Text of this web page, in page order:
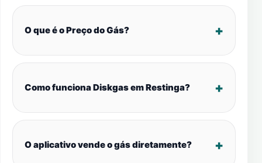
O que é o Preço do Gás?
Como funciona Diskgas em Restinga?
O aplicativo vende o gás diretamente?